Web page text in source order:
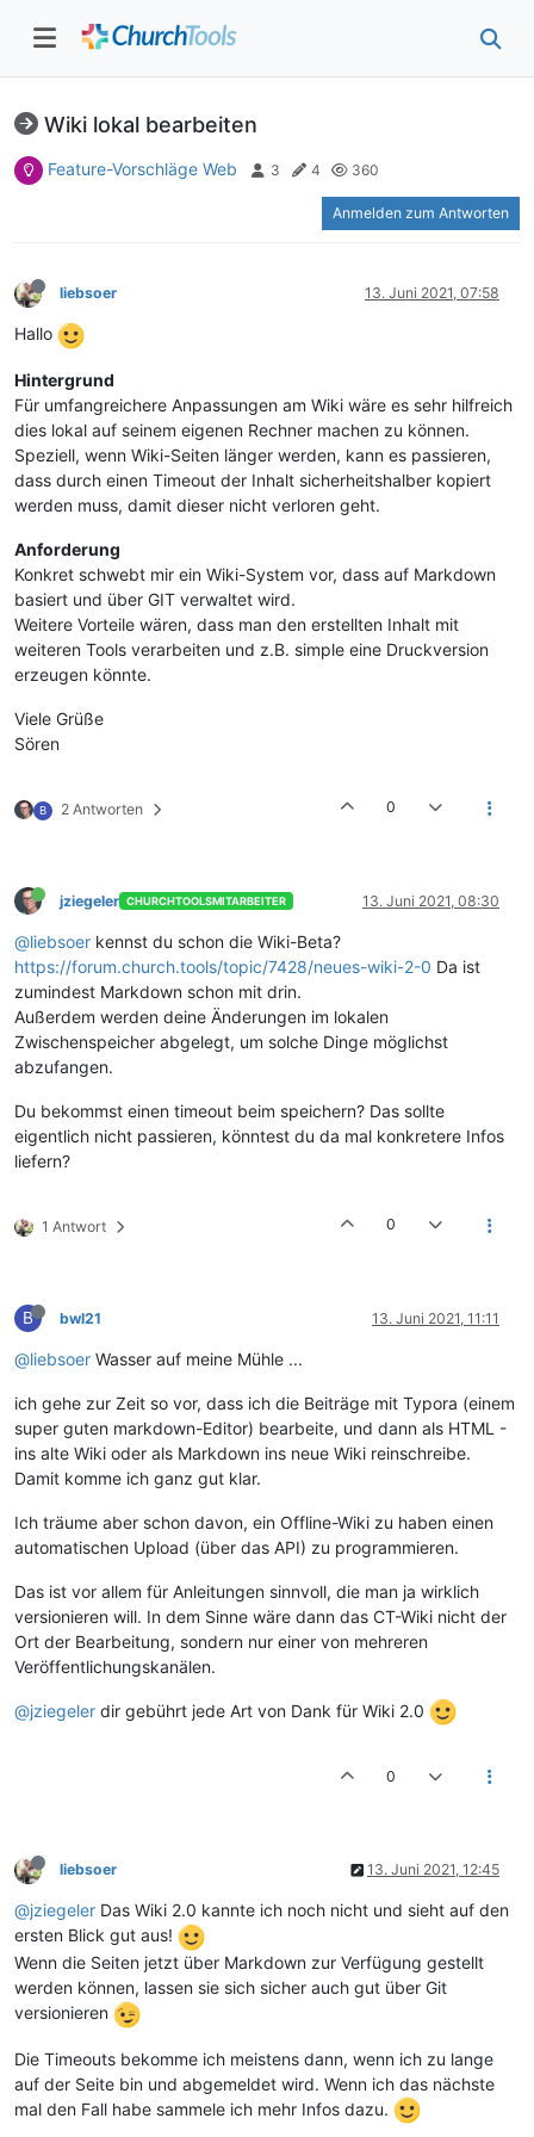
Wiki lokal bearbeiten
Feature-Vorschläge Web 3 4 360
Anmelden zum Antworten
liebsoer 13. Juni 2021, 07:58
Hallo
Hintergrund
Für umfangreichere Anpassungen am Wiki wäre es sehr hilfreich
dies lokal auf seinem eigenen Rechner machen zu können.
Speziell, wenn Wiki-Seiten länger werden, kann es passieren,
dass durch einen Timeout der Inhalt sicherheitshalber kopiert
werden muss, damit dieser nicht verloren geht.
Anforderung
Konkret schwebt mir ein Wiki-System vor, dass auf Markdown
basiert und über GIT verwaltet wird.
Weitere Vorteile wären, dass man den erstellten Inhalt mit
weiteren Tools verarbeiten und z.B. simple eine Druckversion
erzeugen könnte.
Viele Grüße
Sören
B 2 Antworten 0
jziegeler CHURCHTOOLSMITARBEITER 13. Juni 2021, 08:30
@liebsoer kennst du schon die Wiki-Beta?
https://forum.church.tools/topic/7428/neues-wiki-2-0 Da ist
zumindest Markdown schon mit drin.
Außerdem werden deine Änderungen im lokalen
Zwischenspeicher abgelegt, um solche Dinge möglichst
abzufangen.
Du bekommst einen timeout beim speichern? Das sollte
eigentlich nicht passieren, könntest du da mal konkretere Infos
liefern?
1 Antwort 0
B bwl21 13. Juni 2021, 11:11
@liebsoer Wasser auf meine Mühle ...
ich gehe zur Zeit so vor, dass ich die Beiträge mit Typora (einem
super guten markdown-Editor) bearbeite, und dann als HTML -
ins alte Wiki oder als Markdown ins neue Wiki reinschreibe.
Damit komme ich ganz gut klar.
Ich träume aber schon davon, ein Offline-Wiki zu haben einen
automatischen Upload (über das API) zu programmieren.
Das ist vor allem für Anleitungen sinnvoll, die man ja wirklich
versionieren will. In dem Sinne wäre dann das CT-Wiki nicht der
Ort der Bearbeitung, sondern nur einer von mehreren
Veröffentlichungskanälen.
@jziegeler dir gebührt jede Art von Dank für Wiki 2.0
0
liebsoer 13. Juni 2021, 12:45
@jziegeler Das Wiki 2.0 kannte ich noch nicht und sieht auf den
ersten Blick gut aus!
Wenn die Seiten jetzt über Markdown zur Verfügung gestellt
werden können, lassen sie sich sicher auch gut über Git
versionieren
Die Timeouts bekomme ich meistens dann, wenn ich zu lange
auf der Seite bin und abgemeldet wird. Wenn ich das nächste
mal den Fall habe sammele ich mehr Infos dazu.